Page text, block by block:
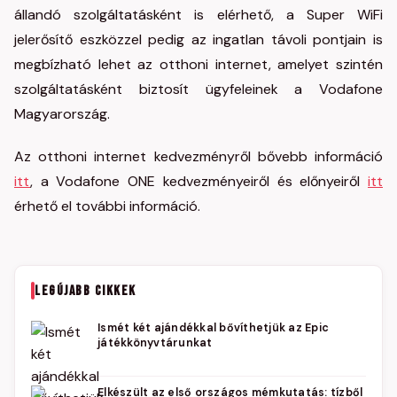
állandó szolgáltatásként is elérhető, a Super WiFi
jelerősítő eszközzel pedig az ingatlan távoli pontjain is
megbízható lehet az otthoni internet, amelyet szintén
szolgáltatásként biztosít ügyfeleinek a Vodafone
Magyarország.
Az otthoni internet kedvezményről bővebb információ
itt, a Vodafone ONE kedvezményeiről és előnyeiről itt
érhető el további információ.
LEGÚJABB CIKKEK
Ismét két ajándékkal bővíthetjük az Epic
játékkönyvtárunkat
Elkészült az első országos mémkutatás: tízből